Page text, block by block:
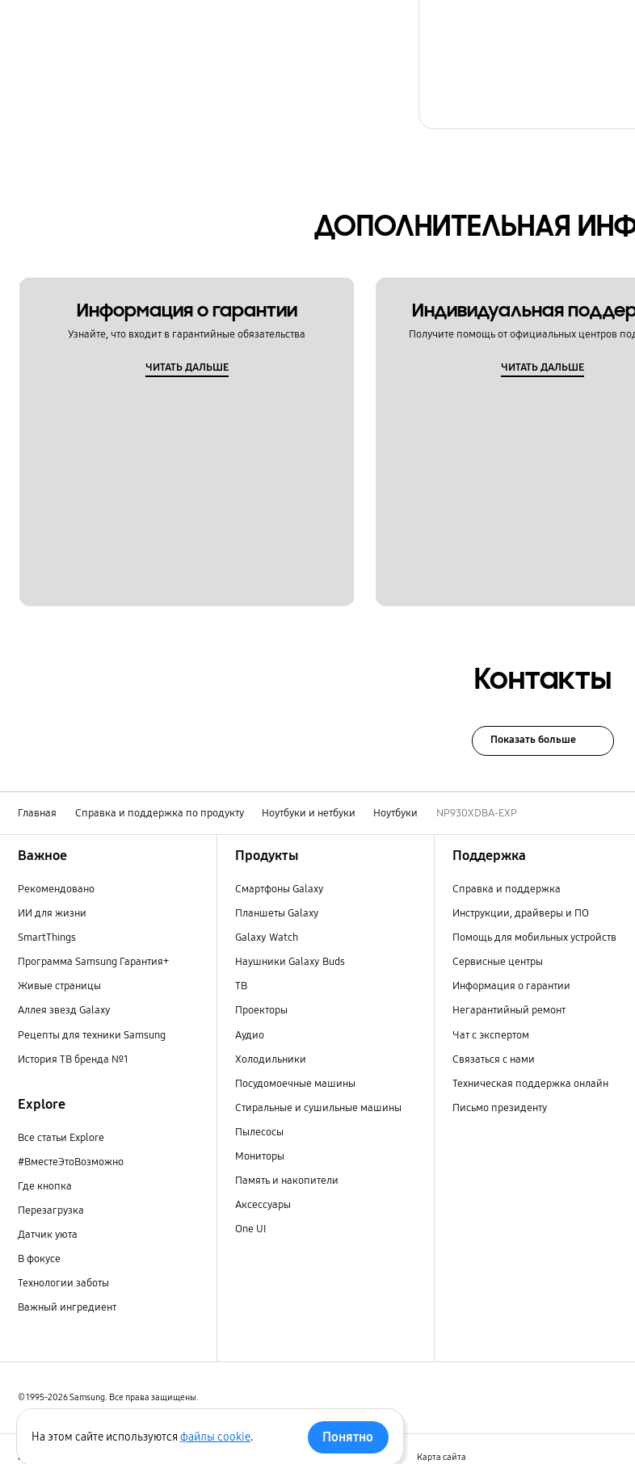
ДОПОЛНИТЕЛЬНАЯ
Информация о гарантии
Узнайте, что входит в гарантийные обязательства
ЧИТАТЬ ДАЛЬШЕ
Индивидуальная
Получите помощь от официальных центров
ЧИТАТЬ ДАЛЬШЕ
Контакты
Показать больше
Главная Справка и поддержка по продукту Ноутбуки и нетбуки Ноутбуки NP930XDBA-EXP
Важное
Рекомендовано
ИИ для жизни
SmartThings
Программа Samsung Гарантия+
Живые страницы
Аллея звезд Galaxy
Рецепты для техники Samsung
История ТВ бренда №1
Explore
Все статьи Explore
#ВместеЭтоВозможно
Где кнопка
Перезагрузка
Датчик уюта
В фокусе
Технологии заботы
Важный ингредиент
Продукты
Смартфоны Galaxy
Планшеты Galaxy
Galaxy Watch
Наушники Galaxy Buds
ТВ
Проекторы
Аудио
Холодильники
Посудомоечные машины
Стиральные и сушильные машины
Пылесосы
Мониторы
Память и накопители
Аксессуары
One UI
Поддержка
Справка и поддержка
Инструкции, драйверы и ПО
Помощь для мобильных устройств
Сервисные центры
Информация о гарантии
Негарантийный ремонт
Чат с экспертом
Связаться с нами
Техническая поддержка онлайн
Письмо президенту
© 1995-2026 Samsung. Все права защищены.
Россия/Русский Конфиденциальность Декларация Карта сайта
На этом сайте используются файлы cookie. Понятно